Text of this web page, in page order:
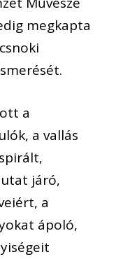
megkapta
a
a vallás
járó,
a
ápoló,